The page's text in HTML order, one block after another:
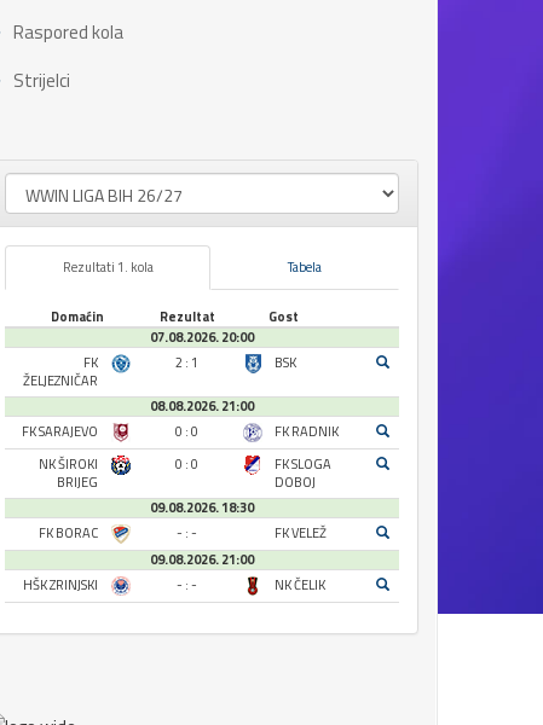
Raspored kola
Strijelci
Rezultati 1. kola Tabela
Domaćin Rezultat
Gost
07.08.2026. 20:00
FK
ŽELJEZNIČAR
2 : 1 BSK
08.08.2026. 21:00
FK SARAJEVO
0 : 0
FK RADNIK
NK ŠIROKI
BRIJEG
0 : 0
FK SLOGA
DOBOJ
09.08.2026. 18:30
FK BORAC
- : -
FK VELEŽ
09.08.2026. 21:00
HŠK ZRINJSKI
- : - NK ČELIK